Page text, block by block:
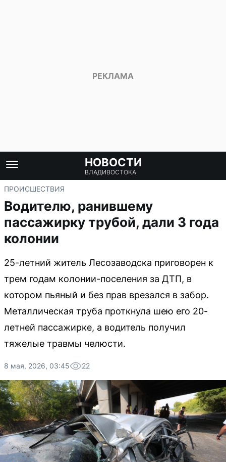
НОВОСТИ
ВЛАДИВОСТОКА
ПРОИСШЕСТВИЯ
Водителю, ранившему
пассажирку трубой, дали 3 года
колонии
25-летний житель Лесозаводска приговорен к
трем годам колонии-поселения за ДТП, в
котором пьяный и без прав врезался в забор.
Металлическая труба проткнула шею его 20-
летней пассажирке, а водитель получил
тяжелые травмы челюсти.
8 мая, 2026, 03:45 22